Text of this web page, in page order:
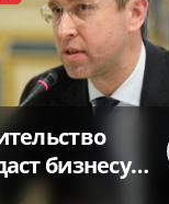
бизнесу
под